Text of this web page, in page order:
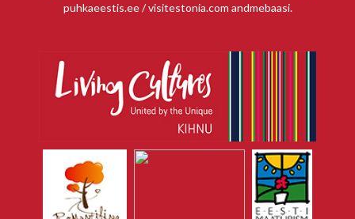
puhkaeestis.ee / visitestonia.com andmebaasi.